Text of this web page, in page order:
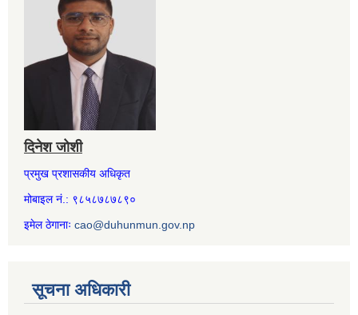
दिनेश जोशी
प्रमुख प्रशासकीय अधिकृत
मोबाइल नं.: ९८५८७८७८९०
इमेल ठेगानाः cao@duhunmun.gov.np
सूचना अधिकारी